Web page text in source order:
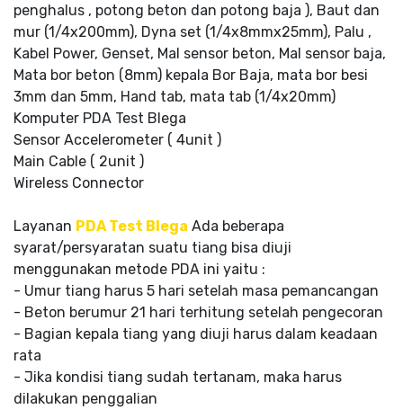
penghalus , potong beton dan potong baja ), Baut dan
mur (1/4x200mm), Dyna set (1/4x8mmx25mm), Palu ,
Kabel Power, Genset, Mal sensor beton, Mal sensor baja,
Mata bor beton (8mm) kepala Bor Baja, mata bor besi
3mm dan 5mm, Hand tab, mata tab (1/4x20mm)
Komputer PDA Test Blega
Sensor Accelerometer ( 4unit )
Main Cable ( 2unit )
Wireless Connector
Layanan PDA Test Blega Ada beberapa
syarat/persyaratan suatu tiang bisa diuji
menggunakan metode PDA ini yaitu :
- Umur tiang harus 5 hari setelah masa pemancangan
- Beton berumur 21 hari terhitung setelah pengecoran
- Bagian kepala tiang yang diuji harus dalam keadaan
rata
- Jika kondisi tiang sudah tertanam, maka harus
dilakukan penggalian